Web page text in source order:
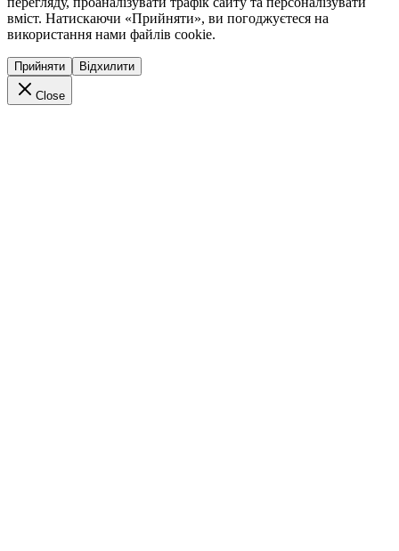
вміст. Натискаючи «Прийняти», ви погоджуєтеся на
використання нами файлів cookie.
Прийняти Відхилити
Close